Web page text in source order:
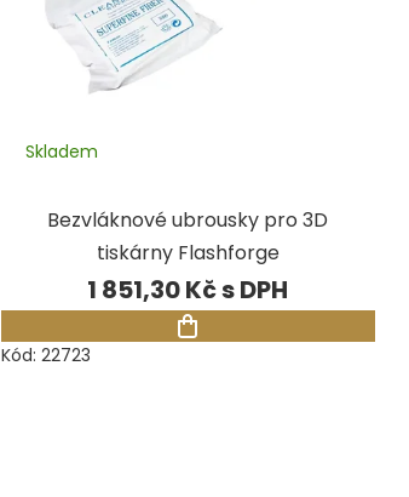
Bezvláknové ubrousky pro 3D
tiskárny Flashforge
Skladem
1 851,30 Kč
Kód: 22723